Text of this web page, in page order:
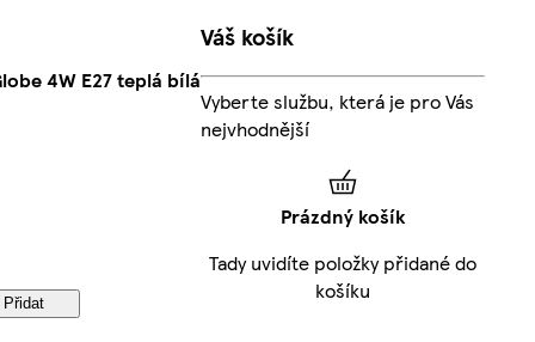
4W E27 teplá bílá
Přidat
Váš košík
Vyberte službu, která je pro Vás
nejvhodnější
Prázdný košík
Tady uvidíte položky přidané do
košíku